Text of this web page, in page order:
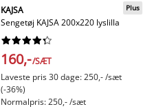
KAJSA
Sengetøj KAJSA 200x220 lyslilla
Plus






160,-/SÆT
Laveste pris 30 dage: 250,- /sæt
(-36%)
Normalpris: 250,- /sæt